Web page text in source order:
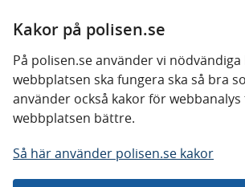
Kakor på polisen.se
På polisen.se använder vi
webbplatsen ska fungera ska så bra
använder också kakor för
webbplatsen bättre.
Så här använder polisen.se kakor